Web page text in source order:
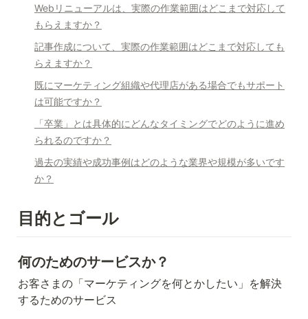
Webリニューアルは、実際の作業範囲はどこまで対応して
もらえますか？
記事作成について、実際の作業範囲はどこまで対応しても
らえますか？
既にマーケティング組織や代理店がある場合でもサポート
は可能ですか？
「卒業」とは具体的にどんなタイミングでどのように進め
られるのですか？
過去の実績や成功事例はどのような業界や規模が多いです
か？
目的とゴール
何のためのサービスか？
お客さまの「マーケティングを何とかしたい」を解決
するためのサービス